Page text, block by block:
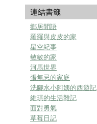
連結書籤
鄉居閒語
羅羅與皮皮的家
星空紀事
敏敏的家
河馬世界
張無忌的家庭
洗腳水小阿姨的西遊記
維琪的生活雜記
面對勇氣
草莓日記